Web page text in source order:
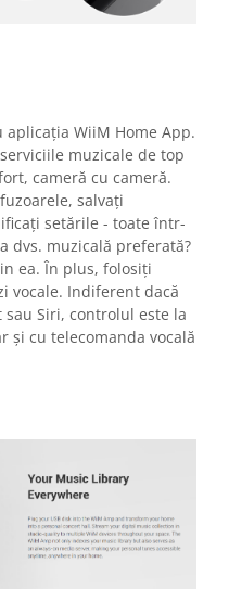
WiiM Home App.
muzicale de top
cameră cu cameră.
salvați
setările - toate într-
dvs. muzicală preferată?
ea. În plus, folosiți
vocale. Indiferent dacă
sau Siri, controlul este la
și cu telecomanda vocală